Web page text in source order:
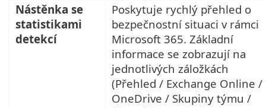
Nástěnka se
statistikami
detekcí
Poskytuje rychlý přehled o
bezpečnostní situaci v rámci
Microsoft 365. Základní
informace se zobrazují na
jednotlivých záložkách
(Přehled / Exchange Online /
OneDrive / Skupiny týmu /